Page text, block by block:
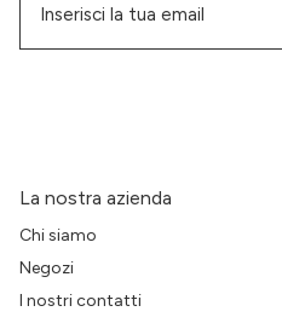
La nostra azienda
Chi siamo
Negozi
I nostri contatti